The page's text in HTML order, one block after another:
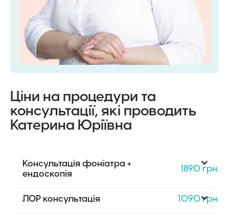
Ціни на процедури та
консультації, які проводить
Катерина Юріївна
Консультація фоніатра +
ендоскопія
1890 грн.
ЛОР консультація 1090 грн.